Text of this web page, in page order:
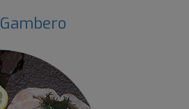
Gambero